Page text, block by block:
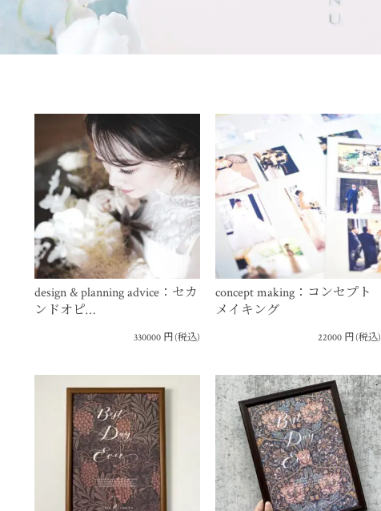
design & planning advice：セカ
ンドオピ…
330000 円(税込)
concept making：コンセプト
メイキング
22000 円(税込)